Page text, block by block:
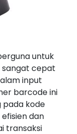
untuk
cepat
input
barcode ini
pada kode
dan
transaksi